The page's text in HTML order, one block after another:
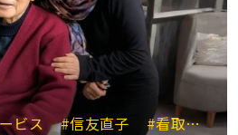
ービス #信友直子 #看取り #